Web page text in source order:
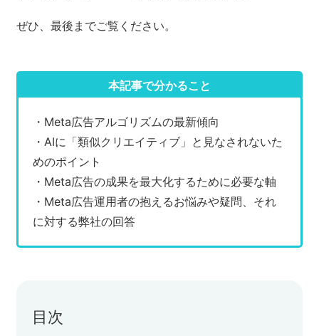
ぜひ、最後までご覧ください。
本記事で分かること
・Meta広告アルゴリズムの最新傾向
・AIに「類似クリエイティブ」と見なされないた
めのポイント
・Meta広告の成果を最大化するために必要な軸
・Meta広告運用者の抱えるお悩みや疑問、それ
に対する弊社の回答
目次